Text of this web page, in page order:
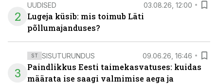
2
UUDISED 03.08.26, 12:00
Lugeja küsib: mis toimub Läti
põllumajanduses?
3
ST SISUTURUNDUS 09.06.26, 16:46
Paindlikkus Eesti taimekasvatuses: kuidas
määrata ise saagi valmimise aega ja